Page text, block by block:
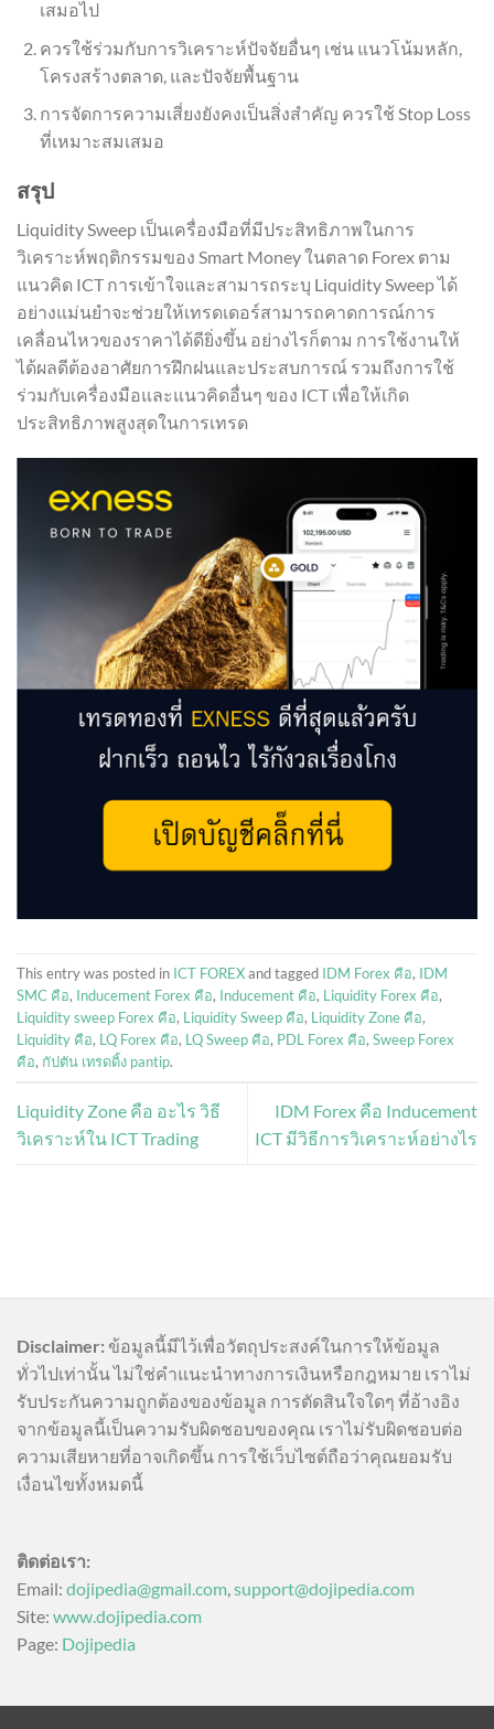
เสมอไป
ควรใช้ร่วมกับการวิเคราะห์ปัจจัยอื่นๆ เช่น แนวโน้มหลัก,
โครงสร้างตลาด, และปัจจัยพื้นฐาน
การจัดการความเสี่ยงยังคงเป็นสิ่งสำคัญ ควรใช้ Stop Loss
ที่เหมาะสมเสมอ
สรุป
Liquidity Sweep เป็นเครื่องมือที่มีประสิทธิภาพในการ
วิเคราะห์พฤติกรรมของ Smart Money ในตลาด Forex ตาม
แนวคิด ICT การเข้าใจและสามารถระบุ Liquidity Sweep ได้
อย่างแม่นยำจะช่วยให้เทรดเดอร์สามารถคาดการณ์การ
เคลื่อนไหวของราคาได้ดียิ่งขึ้น อย่างไรก็ตาม การใช้งานให้
ได้ผลดีต้องอาศัยการฝึกฝนและประสบการณ์ รวมถึงการใช้
ร่วมกับเครื่องมือและแนวคิดอื่นๆ ของ ICT เพื่อให้เกิด
ประสิทธิภาพสูงสุดในการเทรด
This entry was posted in ICT FOREXand tagged IDM Forex คือ, IDM
SMC คือ, Inducement Forex คือ, Inducement คือ, Liquidity Forex คือ,
Liquidity sweep Forex คือ, Liquidity Sweep คือ, Liquidity Zone คือ,
Liquidity คือ, LQ Forex คือ, LQ Sweep คือ, PDL Forex คือ, Sweep Forex
คือ, กัปตัน เทรดดิ้ง pantip.
Liquidity Zone คือ อะไร วิธี
วิเคราะห์ใน ICT Trading
IDM Forex คือ Inducement
ICT มีวิธีการวิเคราะห์อย่างไร
Disclaimer: ข้อมูลนี้มีไว้เพื่อวัตถุประสงค์ในการให้ข้อมูล
ทั่วไปเท่านั้น ไม่ใช่คำแนะนำทางการเงินหรือกฎหมาย เราไม่
รับประกันความถูกต้องของข้อมูล การตัดสินใจใดๆ ที่อ้างอิง
จากข้อมูลนี้เป็นความรับผิดชอบของคุณ เราไม่รับผิดชอบต่อ
ความเสียหายที่อาจเกิดขึ้น การใช้เว็บไซต์ถือว่าคุณยอมรับ
เงื่อนไขทั้งหมดนี้
ติดต่อเรา:
Email: dojipedia@gmail.com support@dojipedia.com
Site: www.dojipedia.com
Page: Dojipedia